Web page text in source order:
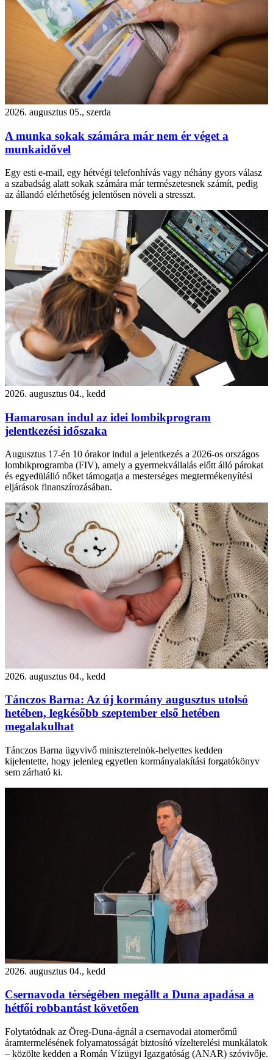
2026. augusztus 05., szerda
A munka sokak számára már nem ér véget a
munkaidővel
Egy esti e-mail, egy hétvégi telefonhívás vagy néhány gyors válasz
a szabadság alatt sokak számára már természetesnek számít, pedig
az állandó elérhetőség jelentősen növeli a stresszt.
2026. augusztus 04., kedd
Hamarosan indul az idei lombikprogram
jelentkezési időszaka
Augusztus 17-én 10 órakor indul a jelentkezés a 2026-os országos
lombikprogramba (FIV), amely a gyermekvállalás előtt álló párokat
és egyedülálló nőket támogatja a mesterséges megtermékenyítési
eljárások finanszírozásában.
2026. augusztus 04., kedd
Tánczos Barna: Az új kormány augusztus utolsó
hetében, legkésőbb szeptember első hetében
megalakulhat
Tánczos Barna ügyvivő miniszterelnök-helyettes kedden
kijelentette, hogy jelenleg egyetlen kormányalakítási forgatókönyv
sem zárható ki.
2026. augusztus 04., kedd
Csernavoda térségében megállt a Duna apadása a
hétfői robbantást követően
Folytatódnak az Öreg-Duna-ágnál a csernavodai atomerőmű
áramtermelésének folyamatosságát biztosító vízelterelési munkálatok
– közölte kedden a Román Vízügyi Igazgatóság (ANAR) szóvivője.